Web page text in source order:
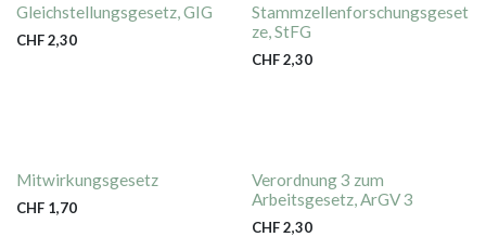
Gleichstellungsgesetz, GIG
CHF2,30
Stammzellenforschungsgeset
ze, StFG
CHF2,30
Mitwirkungsgesetz
CHF 1,70
Verordnung 3 zum
Arbeitsgesetz, ArGV 3
CHF2,30